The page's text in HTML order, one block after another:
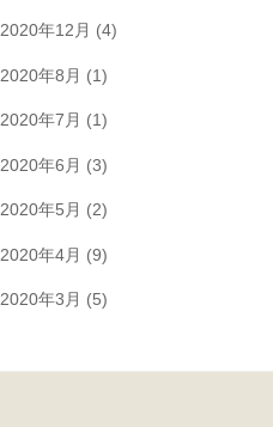
2020年12月 (4)
2020年8月 (1)
2020年7月 (1)
2020年6月 (3)
2020年5月 (2)
2020年4月 (9)
2020年3月 (5)